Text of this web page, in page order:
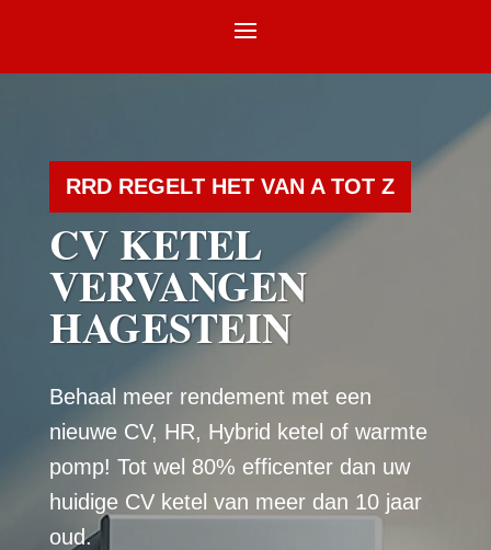
RRD REGELT HET VAN A TOT Z
CV KETEL
VERVANGEN
HAGESTEIN
Behaal meer rendement met een
nieuwe CV, HR, Hybrid ketel of warmte
pomp! Tot wel 80% efficenter dan uw
huidige CV ketel van meer dan 10 jaar
oud.